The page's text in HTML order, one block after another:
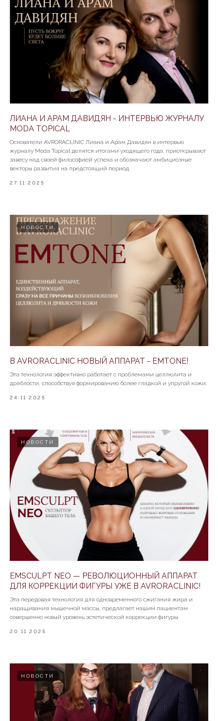
ЛИАНА И АРАМ ДАВИДЯН - ИНТЕРВЬЮ ЖУРНАЛУ
MODA TOPICAL
Основатели AVRORACLINIC Лиана и Арам Давидян в интервью
журналу Moda Topical делятся итогами уходящего года, приоткрывают
завесу над своей философией успеха и обозначают амбициозные
векторы развития на предстоящий период.
27.11.2025
НОВОСТИ
В AVRORACLINIC НОВЫЙ АППАРАТ - EMTONE!
Эта технология эффективно работает с проблемами целлюлита и
дряблости, способствуя формированию более гладкой и упругой кожи.
24.11.2025
НОВОСТИ
EMSCULPT NEO — РЕВОЛЮЦИОННЫЙ АППАРАТ
ДЛЯ КОРРЕКЦИИ ФИГУРЫ УЖЕ В AVRORACLINIC!
Эта передовая технология для одновременного сжигания жира и
наращивания мышечной массы, предлагает нашим пациентам
совершенно новый уровень эстетической коррекции фигуры.
20.11.2025
НОВОСТИ
Все права защищены. Любое использование либо
копирование материалов или подборки
материалов сайта, элементов дизайна и
оформления допускается лишь с разрешения
правообладателя и только со ссылкой на
источник: www.avroraclinic.ru
Сайт разработан